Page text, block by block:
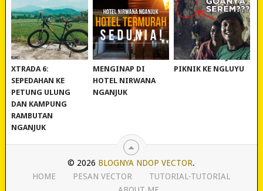
REVIEW POLYGON
XTRADA 6:
SEPEDAHAN KE
PETUNG ULUNG
DAN KAMPUNG
RAMBUTAN
NGANJUK
MURAH BANGET!
MENGINAP DI
HOTEL NIRWANA
NGANJUK
WISATA NGANJUK:
PIKNIK KE NGLUYU
© 2026 BLOGNYA NDOP VECTOR.
HOME
PESAN VECTOR
TUTORIAL-TUTORIAL